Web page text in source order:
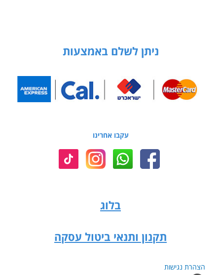
ניתן לשלם באמצעות
עקבו אחרינו
בלוג
תקנון ותנאי ביטול עסקה
הצהרת נגישות